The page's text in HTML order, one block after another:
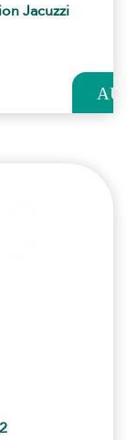
Jacuzzi
AU